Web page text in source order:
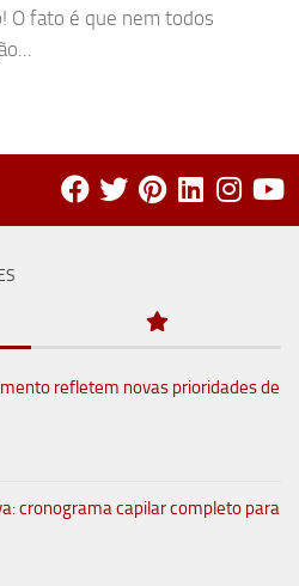
O fato é que nem todos
refletem novas prioridades de
cronograma capilar completo para